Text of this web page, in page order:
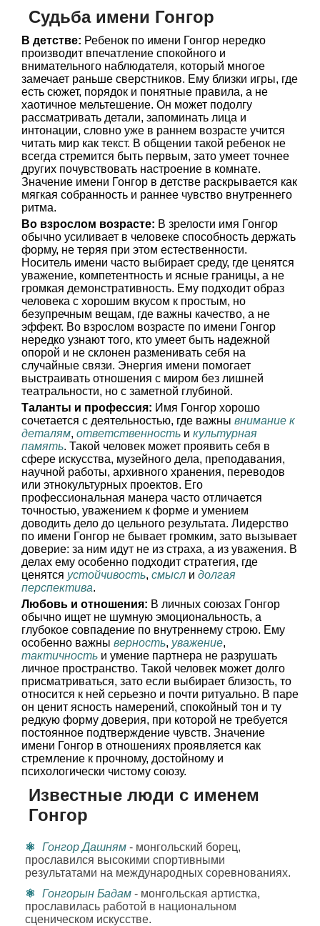
Судьба имени Гонгор
В детстве: Ребенок по имени Гонгор нередко
производит впечатление спокойного и
внимательного наблюдателя, который многое
замечает раньше сверстников. Ему близки игры, где
есть сюжет, порядок и понятные правила, а не
хаотичное мельтешение. Он может подолгу
рассматривать детали, запоминать лица и
интонации, словно уже в раннем возрасте учится
читать мир как текст. В общении такой ребенок не
всегда стремится быть первым, зато умеет точнее
других почувствовать настроение в комнате.
Значение имени Гонгор в детстве раскрывается как
мягкая собранность и раннее чувство внутреннего
ритма.
Во взрослом возрасте: В зрелости имя Гонгор
обычно усиливает в человеке способность держать
форму, не теряя при этом естественности.
Носитель имени часто выбирает среду, где ценятся
уважение, компетентность и ясные границы, а не
громкая демонстративность. Ему подходит образ
человека с хорошим вкусом к простым, но
безупречным вещам, где важны качество, а не
эффект. Во взрослом возрасте по имени Гонгор
нередко узнают того, кто умеет быть надежной
опорой и не склонен разменивать себя на
случайные связи. Энергия имени помогает
выстраивать отношения с миром без лишней
театральности, но с заметной глубиной.
Таланты и профессия: Имя Гонгор хорошо
сочетается с деятельностью, где важны внимание к
деталям, ответственность и культурная
память. Такой человек может проявить себя в
сфере искусства, музейного дела, преподавания,
научной работы, архивного хранения, переводов
или этнокультурных проектов. Его
профессиональная манера часто отличается
точностью, уважением к форме и умением
доводить дело до цельного результата. Лидерство
по имени Гонгор не бывает громким, зато вызывает
доверие: за ним идут не из страха, а из уважения. В
делах ему особенно подходит стратегия, где
ценятся устойчивость, смысл и долгая
перспектива.
Любовь и отношения: В личных союзах Гонгор
обычно ищет не шумную эмоциональность, а
глубокое совпадение по внутреннему строю. Ему
особенно важны верность, уважение,
тактичность и умение партнера не разрушать
личное пространство. Такой человек может долго
присматриваться, зато если выбирает близость, то
относится к ней серьезно и почти ритуально. В паре
он ценит ясность намерений, спокойный тон и ту
редкую форму доверия, при которой не требуется
постоянное подтверждение чувств. Значение
имени Гонгор в отношениях проявляется как
стремление к прочному, достойному и
психологически чистому союзу.
Известные люди с именем
Гонгор
Гонгор Дашням - монгольский борец,
прославился высокими спортивными
результатами на международных соревнованиях.
Гонгорын Бадам - монгольская артистка,
прославилась работой в национальном
сценическом искусстве.